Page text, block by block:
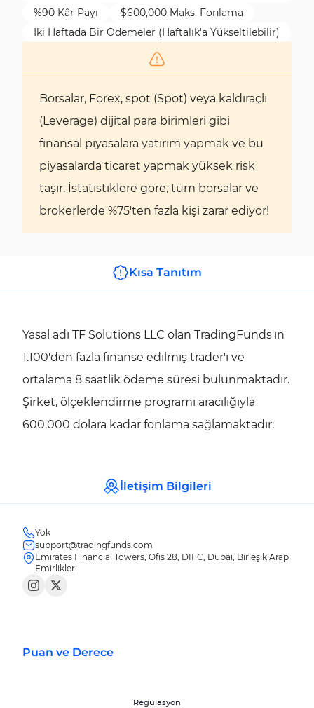
%90 Kâr Payı
$600,000 Maks. Fonlama
İki Haftada Bir Ödemeler (Haftalık'a Yükseltilebilir)
Borsalar, Forex, spot (Spot) veya kaldıraçlı
(Leverage) dijital para birimleri gibi
finansal piyasalara yatırım yapmak ve bu
piyasalarda ticaret yapmak yüksek risk
taşır. İstatistiklere göre, tüm borsalar ve
brokerlerde %75'ten fazla kişi zarar ediyor!
Kısa Tanıtım
Yasal adı TF Solutions LLC olan TradingFunds'ın
1.100'den fazla finanse edilmiş trader'ı ve
ortalama 8 saatlik ödeme süresi bulunmaktadır.
Şirket, ölçeklendirme programı aracılığıyla
600.000 dolara kadar fonlama sağlamaktadır.
İletişim Bilgileri
Yok
support@tradingfunds.com
Emirates Financial Towers, Ofis 28, DIFC, Dubai, Birleşik Arap
Emirlikleri
Puan ve Derece
Regülasyon